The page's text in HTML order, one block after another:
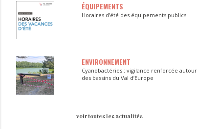
ÉQUIPEMENTS
Horaires d’été des équipements publics
ENVIRONNEMENT
Cyanobactéries : vigilance renforcée autour
des bassins du Val d’Europe
voir toutes les actualités